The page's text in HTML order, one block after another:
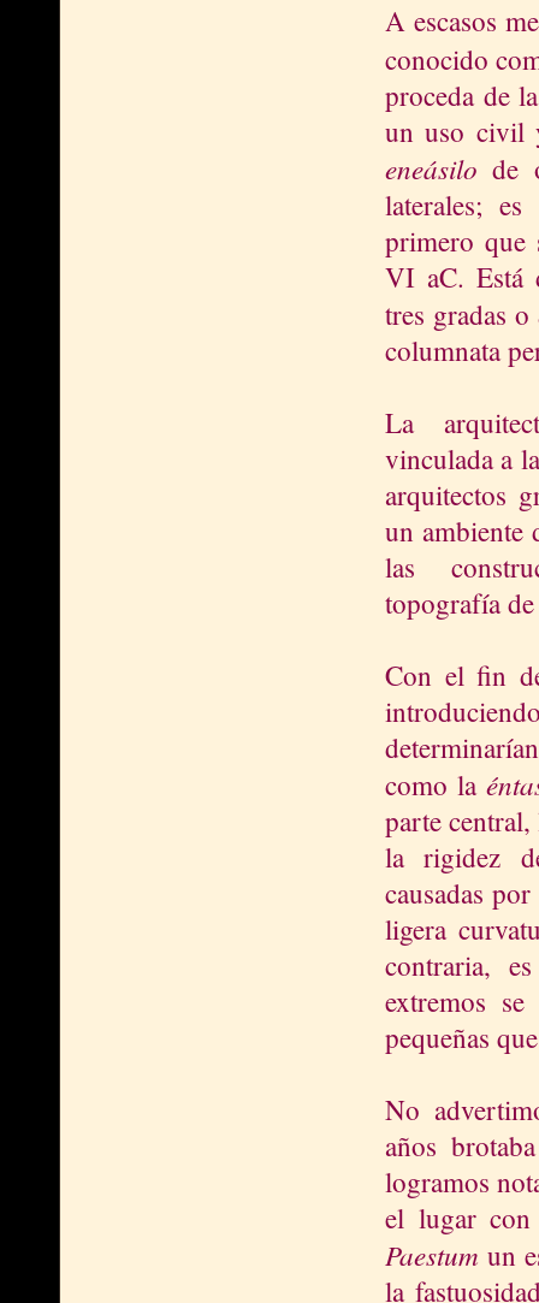
A escasos
conocido
proceda de
un uso civil
eneásilo de
laterales;
primero que
VI aC. Está
tres gradas o
columnata
La
vinculada a
arquitectos
un ambiente
las
topografía
Con el fin
como la
parte
la rigidez
causadas
ligera
contraria,
extremos se
pequeñas
No
años
logramos
el lugar con
Paestum un
la